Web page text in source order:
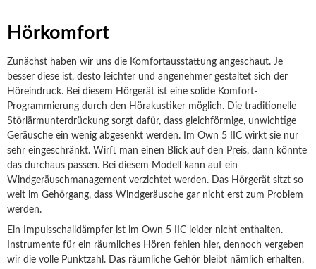
Hörkomfort
Zunächst haben wir uns die Komfortausstattung angeschaut. Je
besser diese ist, desto leichter und angenehmer gestaltet sich der
Höreindruck. Bei diesem Hörgerät ist eine solide Komfort-
Programmierung durch den Hörakustiker möglich. Die traditionelle
Störlärmunterdrückung sorgt dafür, dass gleichförmige, unwichtige
Geräusche ein wenig abgesenkt werden. Im Own 5 IIC wirkt sie nur
sehr eingeschränkt. Wirft man einen Blick auf den Preis, dann könnte
das durchaus passen. Bei diesem Modell kann auf ein
Windgeräuschmanagement verzichtet werden. Das Hörgerät sitzt so
weit im Gehörgang, dass Windgeräusche gar nicht erst zum Problem
werden.
Ein Impulsschalldämpfer ist im Own 5 IIC leider nicht enthalten.
Instrumente für ein räumliches Hören fehlen hier, dennoch vergeben
wir die volle Punktzahl. Das räumliche Gehör bleibt nämlich erhalten,